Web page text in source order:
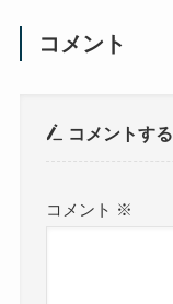
コメント
コメントする
コメント ※